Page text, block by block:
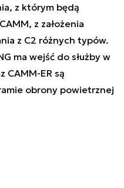
z którym będą
z założenia
z C2 różnych typów.
ma wejść do służby w
CAMM-ER są
obrony powietrznej